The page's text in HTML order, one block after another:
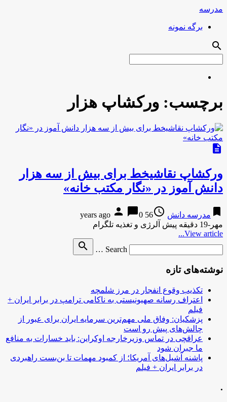
مدرسه
برگه نمونه
search
برچسب: ورکشاپ هزار
description
ورکشاپ نقاشیخط برای بیش از سه هزار
دانش آموز در «نگار مکتب خانه»
bookmark مدرسه دانش access_time
56 years ago
person chat_bubble0
مهر-19 دقیقه پیش آلرژی و تغذیه تلگرام
View article...
Search …
search
نوشته‌های تازه
تکذیب وقوع انفجار در مرز شلمچه
اعتراف رسانه صهیونیستی به ناکامی ترامپ در برابر ایران +
فیلم
پزشکیان: وفاق ملی مهم‌ترین سرمایه ایران برای عبور از
چالش‌های پیش رو است
عراقچی در تماس وزیرخارجه اوکراین: باید خسارات به منافع
ما جبران شود
پاشنه آشیل‌های آمریکا؛ از کمبود مهمات تا بن‌بست راهبردی
در برابر ایران + فیلم
.